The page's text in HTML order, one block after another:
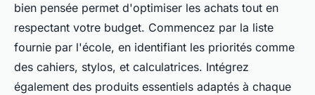
bien pensée permet d'optimiser les achats tout en
respectant votre budget. Commencez par la liste
fournie par l'école, en identifiant les priorités comme
des cahiers, stylos, et calculatrices. Intégrez
également des produits essentiels adaptés à chaque